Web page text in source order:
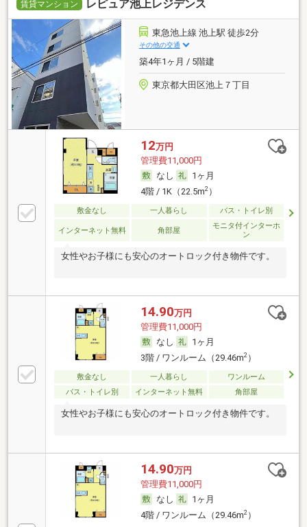
賃貸マンション レピュア池上レジデンス
東急池上線 池上駅 徒歩2分
その他の交通
築4年1ヶ月 / 5階建
東京都大田区池上７丁目
12万円
管理費11,000円
なし
1ヶ月
4階 / 1K（22.5m2）
敷金なし 一人暮らし バス・トイレ別
インターネット無料 角部屋
モニタ付インターホ
ン
女性やお子様にも安心のオートロック付き物件です。
14.90万円
管理費11,000円
なし
1ヶ月
3階 / ワンルーム（29.46m2）
敷金なし 一人暮らし
ワンルーム
バス・トイレ別
インターネット無料 角部屋
女性やお子様にも安心のオートロック付き物件です。
14.90万円
管理費11,000円
なし
1ヶ月
4階 / ワンルーム（29.46m2）